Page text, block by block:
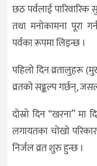
छठ पर्वलाई
तथा मनोकामना पूरा
पर्वका रूपमा लिइन्छ ।
पहिलो दिन व्रतालुहरू
व्रतको सङ्कल्प गर्छन्,
दोस्रो दिन “खरना’’
लगायतका चोखो
निर्जल व्रत शुरु हुन्छ ।